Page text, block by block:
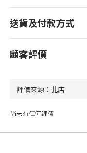
送貨及付款方式
顧客評價
尚未有任何評價